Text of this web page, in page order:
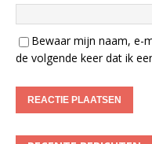
Bewaar mijn naam, e-
de volgende keer dat ik